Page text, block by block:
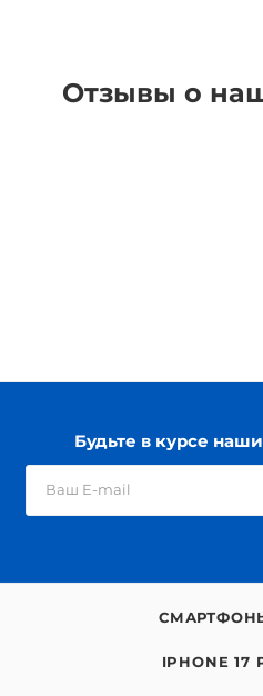
Отзывы о
Будьте в курсе
IPHONE 17